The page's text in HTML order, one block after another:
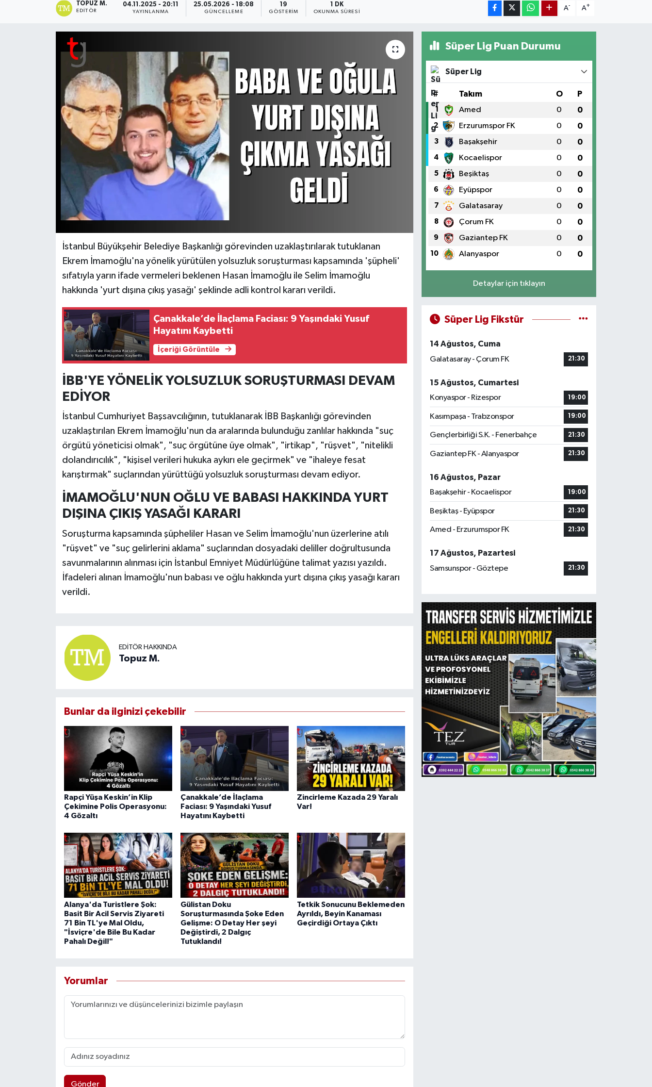
TOPUZ M.
EDITÖR
04.11.2025 - 20:11
YAYINLANMA
25.05.2026 - 18:08
GÜNCELLEME
19
GÖSTERIM
1 DK
OKUNMA SÜRESI
A- A+
İstanbul Büyükşehir Belediye Başkanlığı görevinden uzaklaştırılarak tutuklanan
Ekrem İmamoğlu'na yönelik yürütülen yolsuzluk soruşturması kapsamında 'şüpheli'
sıfatıyla yarın ifade vermeleri beklenen Hasan İmamoğlu ile Selim İmamoğlu
hakkında 'yurt dışına çıkış yasağı' şeklinde adli kontrol kararı verildi.
Çanakkale’de İlaçlama Faciası: 9 Yaşındaki Yusuf
Hayatını Kaybetti
İçeriği Görüntüle
İBB'YE YÖNELİK YOLSUZLUK SORUŞTURMASI DEVAM
EDİYOR
İstanbul Cumhuriyet Başsavcılığının, tutuklanarak İBB Başkanlığı görevinden
uzaklaştırılan Ekrem İmamoğlu'nun da aralarında bulunduğu zanlılar hakkında "suç
örgütü yöneticisi olmak", "suç örgütüne üye olmak", "irtikap", "rüşvet", "nitelikli
dolandırıcılık", "kişisel verileri hukuka aykırı ele geçirmek" ve "ihaleye fesat
karıştırmak" suçlarından yürüttüğü yolsuzluk soruşturması devam ediyor.
İMAMOĞLU'NUN OĞLU VE BABASI HAKKINDA YURT
DIŞINA ÇIKIŞ YASAĞI KARARI
Soruşturma kapsamında şüpheliler Hasan ve Selim İmamoğlu'nun üzerlerine atılı
"rüşvet" ve "suç gelirlerini aklama" suçlarından dosyadaki deliller doğrultusunda
savunmalarının alınması için İstanbul Emniyet Müdürlüğüne talimat yazısı yazıldı.
İfadeleri alınan İmamoğlu'nun babası ve oğlu hakkında yurt dışına çıkış yasağı kararı
verildi.
EDITÖR HAKKINDA
Topuz M.
Bunlar da ilginizi çekebilir
Rapçi Yüşa Keskin’in Klip
Çekimine Polis Operasyonu:
4 Gözaltı
Çanakkale’de İlaçlama
Faciası: 9 Yaşındaki Yusuf
Hayatını Kaybetti
Zincirleme Kazada 29 Yaralı
Var!
Alanya'da Turistlere Şok:
Basit Bir Acil Servis Ziyareti
71 Bin TL'ye Mal Oldu,
"İsviçre'de Bile Bu Kadar
Pahalı Değil!"
Gülistan Doku
Soruşturmasında Şoke Eden
Gelişme: O Detay Her şeyi
Değiştirdi, 2 Dalgıç
Tutuklandı!
Tetkik Sonucunu Beklemeden
Ayrıldı, Beyin Kanaması
Geçirdiği Ortaya Çıktı
Yorumlar
Gönder
Süper Lig Puan Durumu
Süper Lig
# Takım O P
1 Amed 0 0
2 Erzurumspor FK 0 0
3 Başakşehir 0 0
4 Kocaelispor 0 0
5 Beşiktaş 0 0
6 Eyüpspor 0 0
7 Galatasaray 0 0
8 Çorum FK 0 0
9 Gaziantep FK 0 0
10 Alanyaspor 0 0
Detaylar için tıklayın
Süper Lig Fikstür
14 Ağustos, Cuma
Galatasaray - Çorum FK
21:30
15 Ağustos, Cumartesi
Konyaspor - Rizespor
19:00
Kasımpaşa - Trabzonspor 19:00
Gençlerbirliği S.K. - Fenerbahçe 21:30
Gaziantep FK - Alanyaspor 21:30
16 Ağustos, Pazar
Başakşehir - Kocaelispor
19:00
Beşiktaş - Eyüpspor 21:30
Amed - Erzurumspor FK 21:30
17 Ağustos, Pazartesi
Samsunspor - Göztepe
21:30